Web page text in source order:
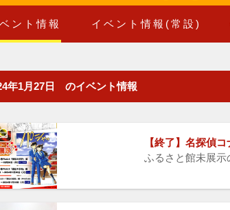
ント情報 イベント情報(常設)
年1月27日 のイベント情報
【終了】名探偵
ふるさと館未展示